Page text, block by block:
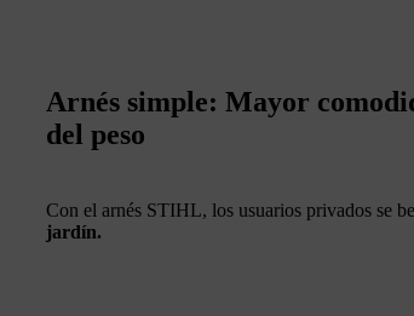
Arnés simple: Mayor
del peso
Con el arnés STIHL, los usuarios privados se
jardín.